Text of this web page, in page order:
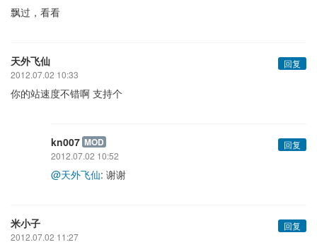
飘过，看看
天外飞仙
回复
2012.07.02 10:33
你的站速度不错啊 支持个
kn007 MOD
回复
2012.07.02 10:52
@天外飞仙: 谢谢
米小子
回复
2012.07.02 11:27